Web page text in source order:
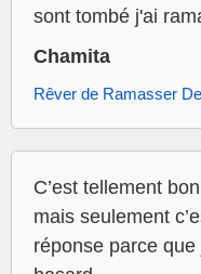
sont tombé j'ai
Chamita
Rêver de Ramasser
C’est tellement
mais seulement
réponse parce